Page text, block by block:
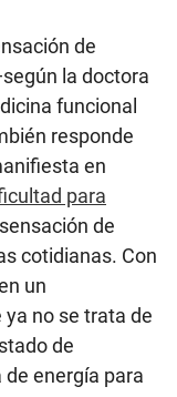
de
la doctora
funcional
responde
en
para
de
cotidianas. Con
un
no se trata de
de
energía para